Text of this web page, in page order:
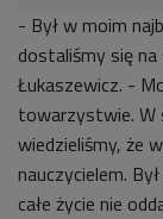
- Był w moim
dostaliśmy się
Łukaszewicz. -
towarzystwie. W
wiedzieliśmy, że
nauczycielem.
całe życie nie